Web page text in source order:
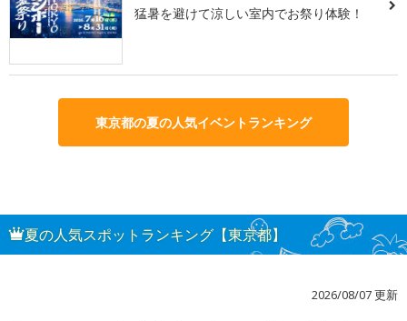
猛暑を避けて涼しい室内でお祭り体験！
東京都の夏の人気イベントランキング
夏の人気スポットランキング【東京都】
2026/08/07 更新